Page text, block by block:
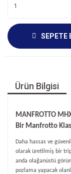
SEPETE
Ürün Bilgisi
MANFROTTO
Bir Manfrotto
Daha hassas ve
olarak üretilmiş bir
anda olağanüstü gö
pozlama yapacak